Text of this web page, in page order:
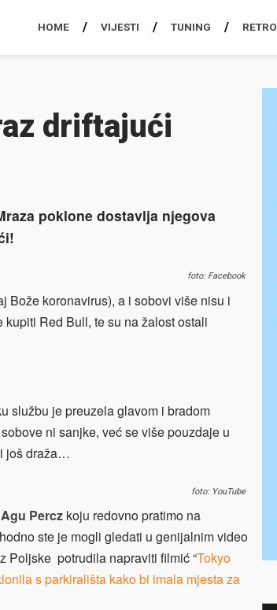
HOME VIJESTI TUNING RETRO
driftajući
poklone dostavlja njegova
foto: Facebook
Bože koronavirus), a i sobovi više nisu i
Red Bull, te su na žalost ostali
službu je preuzela glavom i bradom
ni sanjke, već se više pouzdaje u
još draža…
foto: YouTube
Agu Percz koju redovno pratimo na
ste je mogli gledati u genijalnim video
Poljske potrudila napraviti filmić “Tokyo
s parkirališta kako bi imala mjesta za